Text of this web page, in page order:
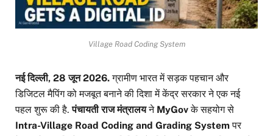
Village Road Coding System
नई दिल्ली, 28 जून 2026.ग्रामीण भारत में सड़क पहचान और
डिजिटल मैपिंग को मजबूत बनाने की दिशा में केंद्र सरकार ने एक नई
पहल शुरू की है.पंचायती राज मंत्रालयने MyGovके सहयोग से
Intra-Village Road Coding and Grading Systemपर